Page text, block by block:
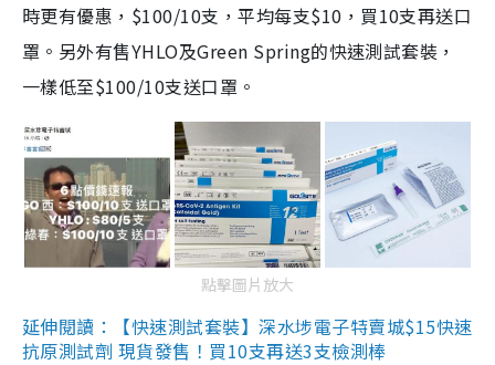
時更有優惠，$100/10支，平均每支$10，買10支再送口
罩。另外有售YHLO及Green Spring的快速測試套裝，
一樣低至$100/10支送口罩。
點擊圖片放大
延伸閱讀：【快速測試套裝】深水埗電子特賣城$15快速
抗原測試劑 現貨發售！買10支再送3支檢測棒